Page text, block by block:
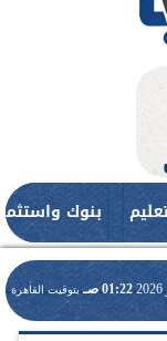
بنوك
01:22 صـ بتوقيت القاهرة